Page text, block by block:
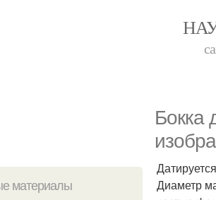
Бокка
материалы
Диаметр